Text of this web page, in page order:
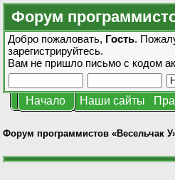
Форум
Добро пожаловать, Гость.
зарегистрируйтесь.
Вам не пришло письмо с кодом
Начало Наши сайты
Форум программистов «Весельчак